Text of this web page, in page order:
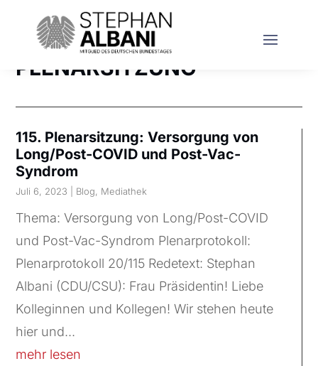
PLENARSITZUNG
115. Plenarsitzung: Versorgung von
Long/Post-COVID und Post-Vac-
Syndrom
Juli 6, 2023 Blog, Mediathek
Thema: Versorgung von Long/Post-COVID
und Post-Vac-Syndrom Plenarprotokoll:
Plenarprotokoll 20/115 Redetext: Stephan
Albani (CDU/CSU): Frau Präsidentin! Liebe
Kolleginnen und Kollegen! Wir stehen heute
hier und...
mehr lesen